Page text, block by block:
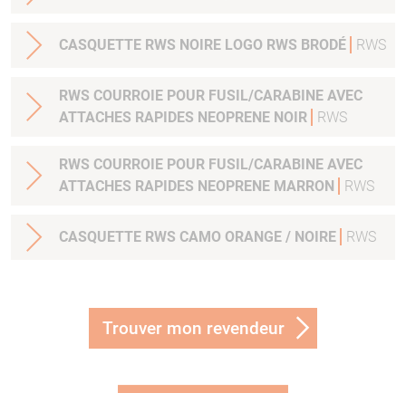
CASQUETTE RWS NOIRE LOGO RWS BRODÉ RWS
RWS COURROIE POUR FUSIL/CARABINE AVEC
ATTACHES RAPIDES NEOPRENE NOIR
RWS
RWS COURROIE POUR FUSIL/CARABINE AVEC
ATTACHES RAPIDES NEOPRENE MARRON
RWS
CASQUETTE RWS CAMO ORANGE / NOIRE RWS
Trouver mon revendeur